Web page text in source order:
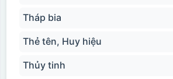
Tháp bia
Thẻ tên, Huy hiệu
Thủy tinh